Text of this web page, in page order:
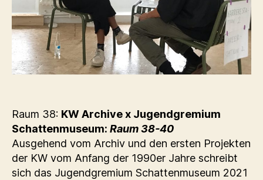
Raum 38: KW Archive x Jugendgremium
Schattenmuseum: Raum 38-40
Ausgehend vom Archiv und den ersten Projekten
der KW vom Anfang der 1990er Jahre schreibt
sich das Jugendgremium Schattenmuseum 2021